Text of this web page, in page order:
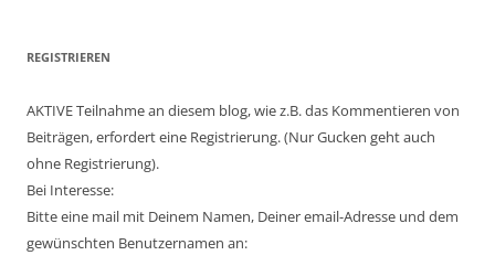
REGISTRIEREN
AKTIVE Teilnahme an diesem blog, wie z.B. das Kommentieren von
Beiträgen, erfordert eine Registrierung. (Nur Gucken geht auch
ohne Registrierung).
Bei Interesse:
Bitte eine mail mit Deinem Namen, Deiner email-Adresse und dem
gewünschten Benutzernamen an: